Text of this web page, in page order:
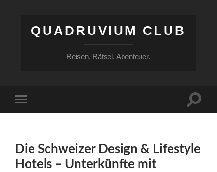
QUADRUVIUM CLUB
Reisen, Rätsel, Abenteuer.
Menü
Die Schweizer Design & Lifestyle
Hotels – Unterkünfte mit